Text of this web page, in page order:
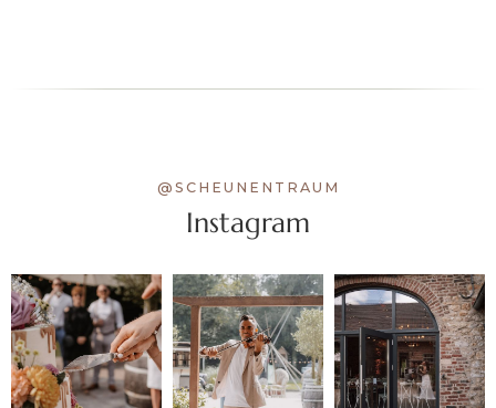
@SCHEUNENTRAUM
Instagram